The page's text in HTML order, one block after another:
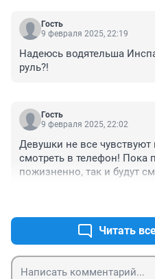
Гость
9 февраля 2025, 22:19
Надеюсь водятельша
руль?!
Гость
9 февраля 2025, 22:02
Девушки не все чувствуют
смотреть в телефон! Пока
пожизненно, так и будут
Читать